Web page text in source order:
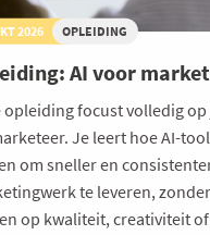
2026 OPLEIDING
AI voor
opleiding focust volledig
Je leert hoe AI-
om sneller en
te leveren,
op kwaliteit, creativiteit of